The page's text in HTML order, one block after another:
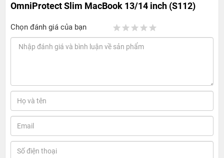
OmniProtect Slim MacBook 13/14 inch (S112)
Chọn đánh giá của bạn